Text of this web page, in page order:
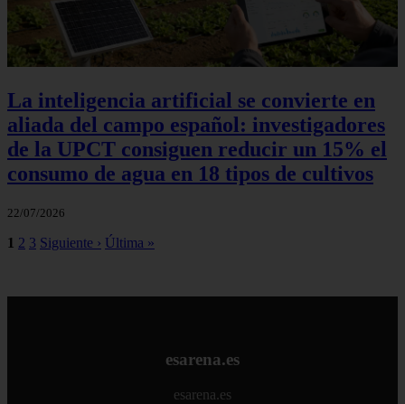
La inteligencia artificial se convierte en
aliada del campo español: investigadores
de la UPCT consiguen reducir un 15% el
consumo de agua en 18 tipos de cultivos
22/07/2026
1 2 3 Siguiente › Última »
esarena.es
esarena.es